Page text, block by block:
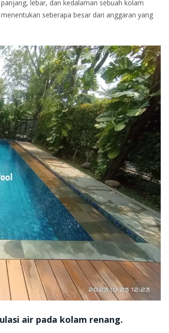
lebar, dan kedalaman sebuah kolam
seberapa besar dari anggaran yang
air pada kolam renang.